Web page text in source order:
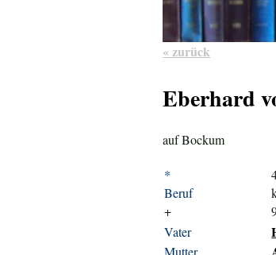
« zurück
Eberhard
auf Bockum
*
Beruf
+
Vater